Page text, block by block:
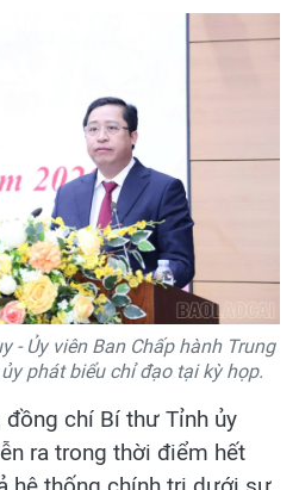
- Ủy viên Ban Chấp hành Trung
phát biểu chỉ đạo tại kỳ họp.
chí Bí thư Tỉnh ủy
ra trong thời điểm hết